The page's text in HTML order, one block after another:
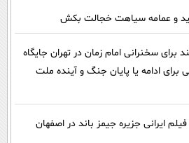
و عمامه سیاهت خجالت بکش
سخنرانی امام زمان در تهران جایگاه
ادامه یا پایان جنگ و آینده ملت
ایرانی جزیره جیمز باند در اصفهان